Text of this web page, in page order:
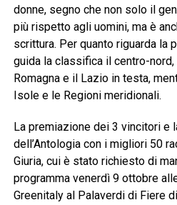
donne, segno che non solo il
più rispetto agli uomini, ma è
scrittura. Per quanto riguarda la
guida la classifica il centro-nord,
Romagna e il Lazio in testa,
Isole e le Regioni meridionali.
La premiazione dei 3 vincitori e
dell’Antologia con i migliori 50
Giuria, cui è stato richiesto di
programma venerdì 9 ottobre
Greenitaly al Palaverdi di Fiere